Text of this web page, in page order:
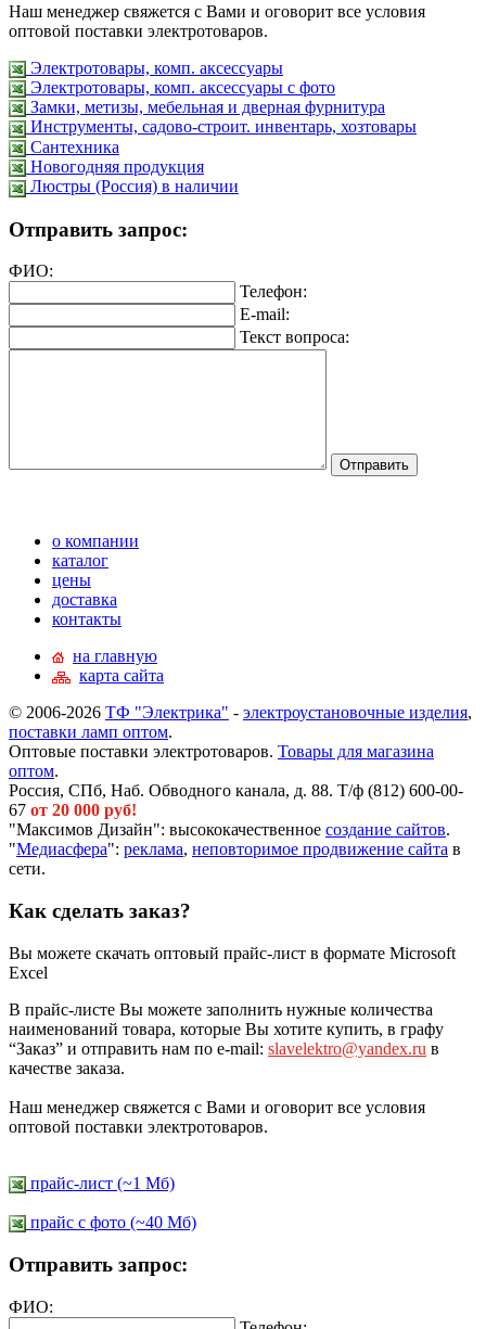
Наш менеджер свяжется с Вами и оговорит все условия
оптовой поставки электротоваров.
Электротовары, комп. аксессуары
Электротовары, комп. аксессуары с фото
Замки, метизы, мебельная и дверная фурнитура
Инструменты, садово-строит. инвентарь, хозтовары
Сантехника
Новогодняя продукция
Люстры (Россия) в наличии
Отправить запрос:
ФИО:
Телефон:
E-mail:
Текст вопроса:
о компании
каталог
цены
доставка
контакты
на главную
карта сайта
© 2006-2026 ТФ "Электрика" - электроустановочные изделия,
поставки ламп оптом.
Оптовые поставки электротоваров. Товары для магазина
оптом.
Россия, СПб, Наб. Обводного канала, д. 88. Т/ф (812) 600-00-
67 от 20 000 руб!
"Максимов Дизайн": высококачественное создание сайтов.
"Медиасфера": реклама, неповторимое продвижение сайта в
сети.
Как сделать заказ?
Вы можете скачать оптовый прайс-лист в формате Microsoft
Excel
В прайс-листе Вы можете заполнить нужные количества
наименований товара, которые Вы хотите купить, в графу
“Заказ” и отправить нам по e-mail: slavelektro@yandex.ru в
качестве заказа.
Наш менеджер свяжется с Вами и оговорит все условия
оптовой поставки электротоваров.
прайс-лист (~1 Мб)
прайс c фото (~40 Мб)
Отправить запрос:
ФИО: